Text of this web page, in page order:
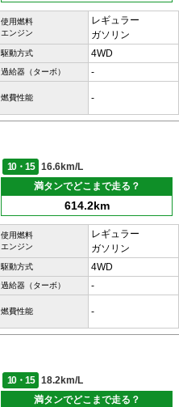
使用燃料
エンジン
レギュラー
ガソリン
駆動方式 4WD
過給器（ターボ） -
燃費性能 -
10・15
16.6km/L
満タンでどこまで走る？
614.2km
使用燃料
エンジン
レギュラー
ガソリン
駆動方式 4WD
過給器（ターボ） -
燃費性能 -
10・15
18.2km/L
満タンでどこまで走る？